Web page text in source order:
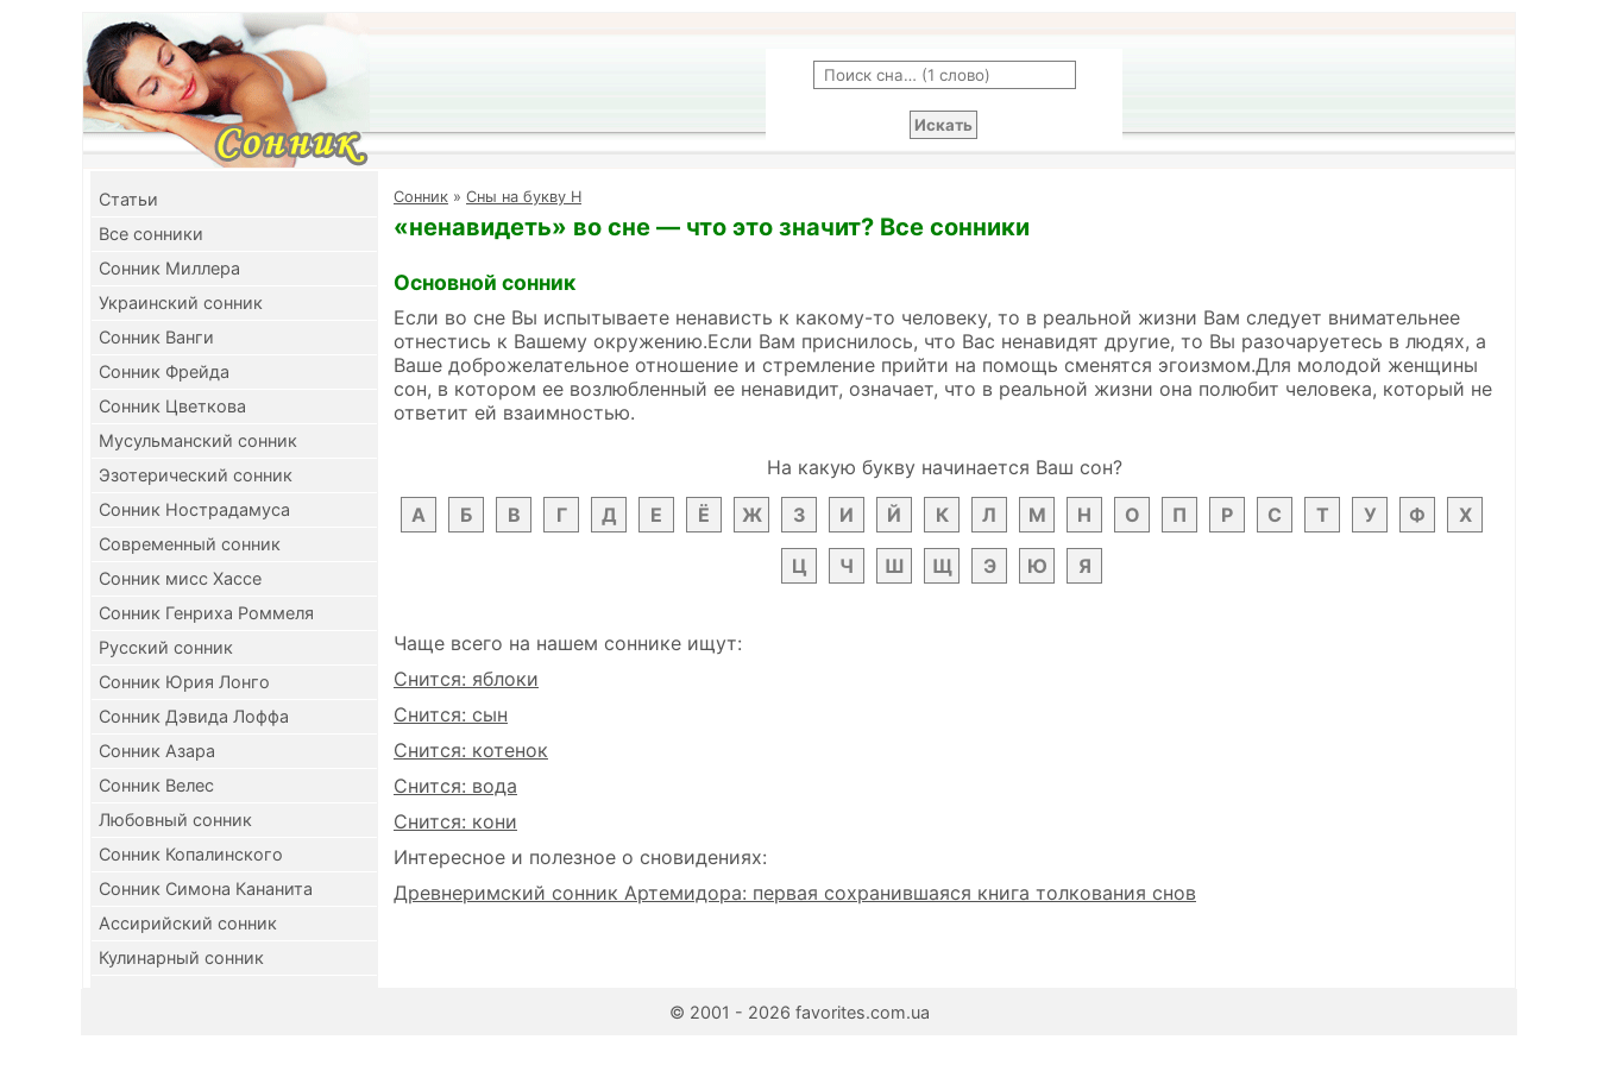
Cтатьи
Все сонники
Сонник Миллера
Украинский сонник
Сонник Ванги
Сонник Фрейда
Сонник Цветкова
Мусульманский сонник
Эзотерический сонник
Сонник Нострадамуса
Современный сонник
Сонник мисс Хассе
Сонник Генриха Роммеля
Русский сонник
Сонник Юрия Лонго
Сонник Дэвида Лоффа
Сонник Азара
Сонник Велес
Любовный сонник
Сонник Копалинского
Сонник Симона Кананита
Ассирийский сонник
Кулинарный сонник
Cонник » Сны на букву Н
«ненавидеть» во сне — что это значит? Все сонники
Основной сонник
Если во сне Вы испытываете ненависть к какому-то человеку, то в реальной жизни Вам следует внимательнее
отнестись к Вашему окружению.Если Вам приснилось, что Вас ненавидят другие, то Вы разочаруетесь в людях, а
Ваше доброжелательное отношение и стремление прийти на помощь сменятся эгоизмом.Для молодой женщины
сон, в котором ее возлюбленный ее ненавидит, означает, что в реальной жизни она полюбит человека, который не
ответит ей взаимностью.
На какую букву начинается Ваш сон?
А
Б В Г Д Е Ё Ж З И Й К Л М Н О П Р С Т У Ф Х
Ц Ч Ш Щ Э Ю Я
Чаще всего на нашем соннике ищут:
Снится: яблоки
Снится: сын
Снится: котенок
Снится: вода
Снится: кони
Интересное и полезное о сновидениях:
Древнеримский сонник Артемидора: первая сохранившаяся книга толкования снов
© 2001 - 2026 favorites.com.ua